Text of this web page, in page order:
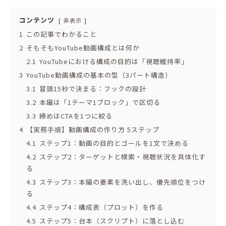
コンテンツ 非表示
1 この記事でわかること
2 そもそもYouTube動画構成とは何か
2.1 YouTubeにおける構成の目的は「視聴維持率」
3 YouTube動画構成の基本の型（3パート構造）
3.1 冒頭15秒で決まる：フックの設計
3.2 本編は「1テーマ1ブロック」で区切る
3.3 締めはCTAを1つに絞る
4
【実務手順】動画構成の作り方 5ステップ
4.1 ステップ1：動画の目的とゴールを1文で決める
4.2 ステップ2：ターゲットと検索・視聴状況を具体化す
る
4.3 ステップ3：本編の要素を洗い出し、優先順位をつけ
る
4.4 ステップ4：構成表（プロット）を作る
4.5 ステップ5：台本（スクリプト）に落とし込む